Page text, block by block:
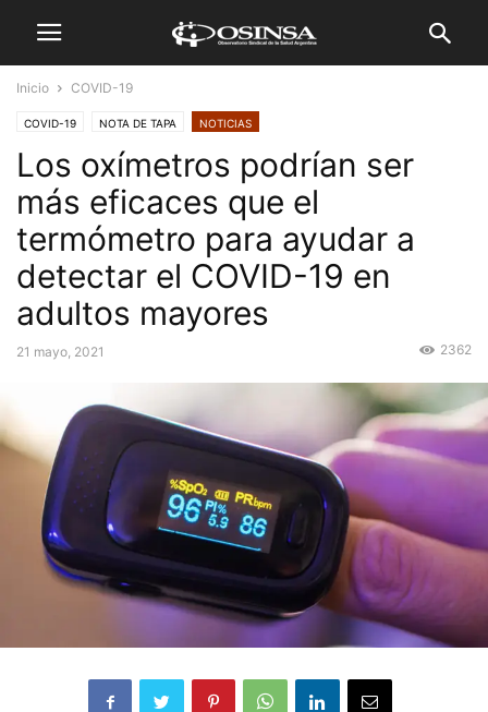
Inicio COVID-19
COVID-19 NOTA DE TAPA NOTICIAS
Los oxímetros podrían ser
más eficaces que el
termómetro para ayudar a
detectar el COVID-19 en
adultos mayores
21 mayo, 2021 2362